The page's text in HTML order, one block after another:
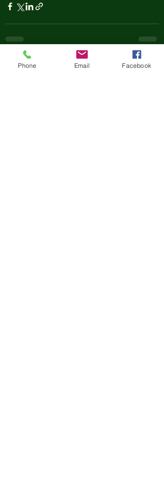
Posts récents Voir tout
Phone Email Facebook